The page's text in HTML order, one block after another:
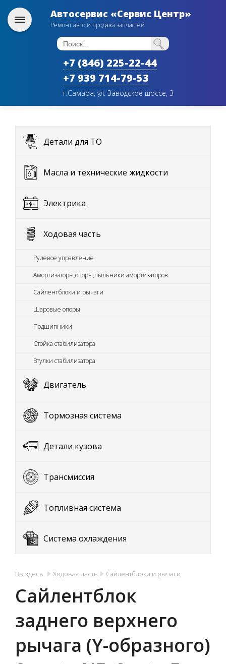
Автосервис «Сервис Центр»
Ремонт авто и продажа запчастей
+7 (846) 225-22-44
+7 939 714-79-53
г.Самара, ул. Заводское шоссе, 3
Детали для ТО
Масла и технические жидкости
Электрика
Ходовая часть
Рулевое управление
Амортизаторы,опоры,пыльники амортизаторов
Сайлентблоки и рычаги
Шаровые опоры
Подшипники
Стойка стабилизатора
Втулки стабилизатора
Двигатель
Тормозная система
Детали кузова
Трансмиссия
Топливная система
Система охлаждения
Вы здесь: Ходовая часть Сайлентблоки и рычаги
Сайлентблок
заднего верхнего
рычага (Y-образного)